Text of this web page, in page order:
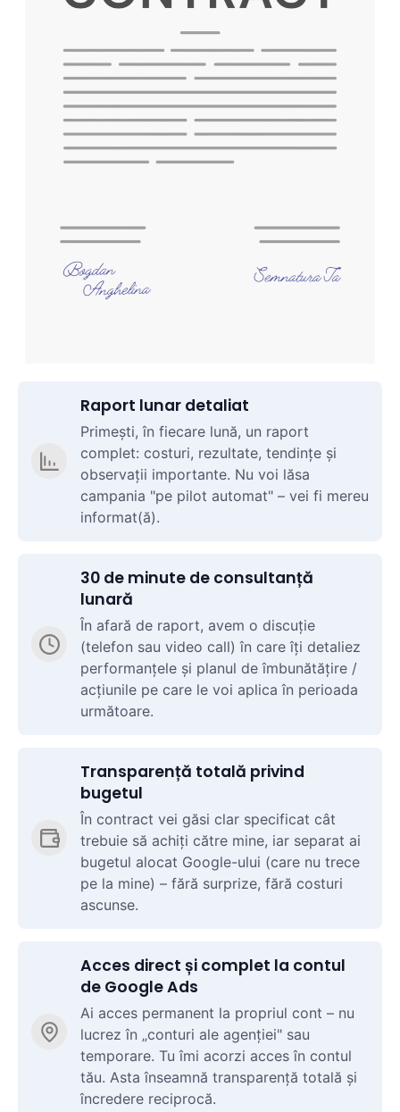
Raport lunar detaliat
Primești, în fiecare lună, un raport
complet: costuri, rezultate, tendințe și
observații importante. Nu voi lăsa
campania "pe pilot automat" – vei fi mereu
informat(ă).
30 de minute de consultanță
lunară
În afară de raport, avem o discuție
(telefon sau video call) în care îți detaliez
performanțele și planul de îmbunătățire /
acțiunile pe care le voi aplica în perioada
următoare.
Transparență totală privind
bugetul
În contract vei găsi clar specificat cât
trebuie să achiți către mine, iar separat ai
bugetul alocat Google-ului (care nu trece
pe la mine) – fără surprize, fără costuri
ascunse.
Acces direct și complet la contul
de Google Ads
Ai acces permanent la propriul cont – nu
lucrez în „conturi ale agenției" sau
temporare. Tu îmi acorzi acces în contul
tău. Asta înseamnă transparență totală și
încredere reciprocă.